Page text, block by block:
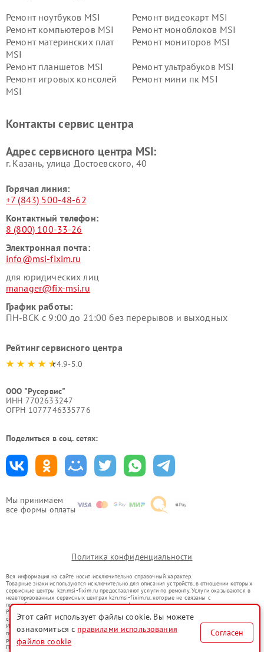
Мы принимаем
все формы оплаты
Ремонт ноутбуков MSI
Ремонт видеокарт MSI
Ремонт компьютеров MSI
Ремонт моноблоков MSI
Ремонт материнских плат
MSI
Ремонт мониторов MSI
Ремонт планшетов MSI
Ремонт ультрабуков MSI
Ремонт игровых консолей
MSI
Ремонт мини пк MSI
Контакты сервис центра
Адрес сервисного центра MSI:
г. Казань, улица Достоевского, 40
Горячая линия:
+7 (843) 500-48-62
Контактный телефон:
8 (800) 100-33-26
Электронная почта:
info@msi-fixim.ru
для юридических лиц
manager@fix-msi.ru
График работы:
ПН-ВСК с 9:00 до 21:00 без перерывов и выходных
Рейтинг сервисного центра
4.9-5.0
ООО "Русервис"
ИНН 7702633247
ОГРН 1077746335776
Поделиться в соц. сетях:
Политика конфиденциальности
Вся информация на сайте носит исключительно справочный характер.
Товарные знаки используются исключительно для описания устройств, в отношении которых
сервисные центры kzn.msi-fixim.ru предоставляют услуги по ремонту. Услуги оказываются в
неавторизованных сервисных центрах kzn.msi-fixim.ru, которые не связаны с
правообладателями товарных знаков или их официальными представителями.
Ремонт осуществляется для устройств, уже введенных в гражданский оборот в соответствии
со статьей 1487 ГК РФ.
Использование товарных знаков не преследует цели индивидуализации услуг или введения
потребителей в заблуждение, а служит для информирования о предоставляемых услугах по
ремонту техники указанных брендов.
Представленная на сайте информация не является публичной офертой, определяемой
Этот сайт использует файлы cookie. Вы можете
ознакомиться с правилами использования
файлов cookie
Согласен